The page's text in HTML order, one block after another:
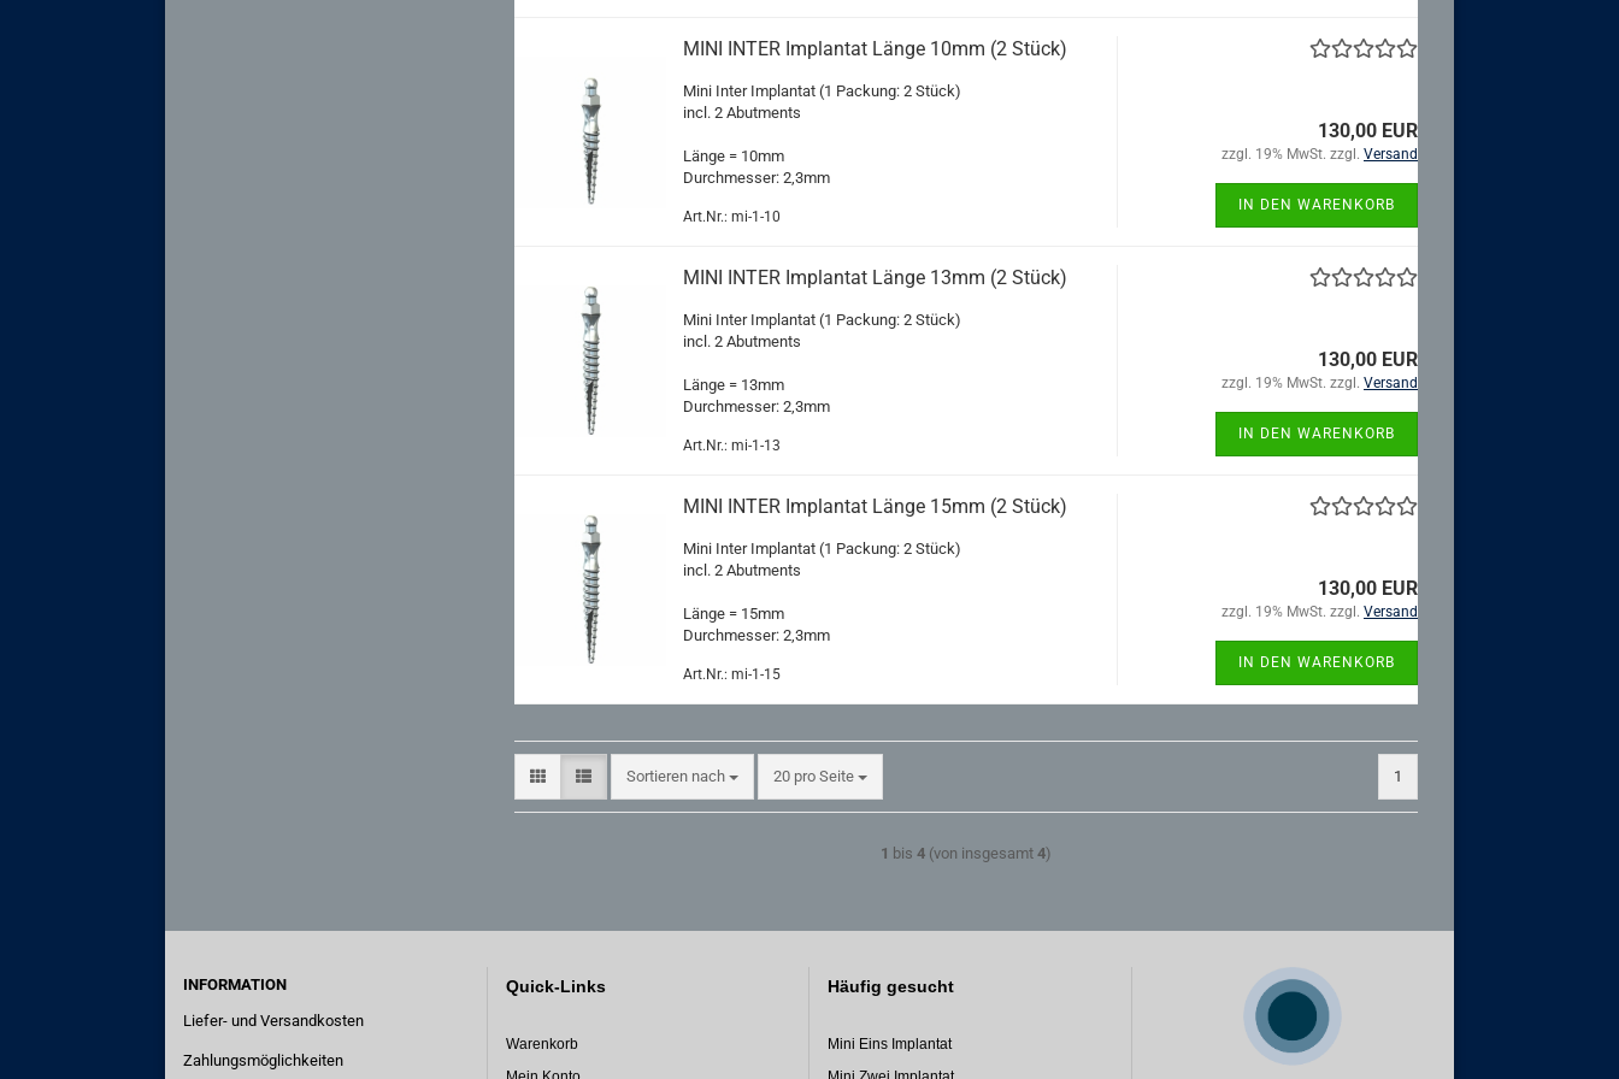
MINI INTER Im­plan­tat Länge 10mm (2 Stück)
Mini Inter Im­plan­tat (1 Pa­ckung: 2 Stück)
incl. 2 Abut­ments
Länge = 10mm
Durch­mes­ser: 2,3mm
Art.Nr.: mi-1-10
130,00 EUR
zzgl. 19% MwSt. zzgl. Versand
IN DEN WARENKORB
MINI INTER Im­plan­tat Länge 13mm (2 Stück)
Mini Inter Im­plan­tat (1 Pa­ckung: 2 Stück)
incl. 2 Abut­ments
Länge = 13mm
Durch­mes­ser: 2,3mm
Art.Nr.: mi-1-13
130,00 EUR
zzgl. 19% MwSt. zzgl. Versand
IN DEN WARENKORB
MINI INTER Im­plan­tat Länge 15mm (2 Stück)
Mini Inter Im­plan­tat (1 Pa­ckung: 2 Stück)
incl. 2 Abut­ments
Länge = 15mm
Durch­mes­ser: 2,3mm
Art.Nr.: mi-1-15
130,00 EUR
zzgl. 19% MwSt. zzgl. Versand
IN DEN WARENKORB
Sortieren nach
Sortieren nach 20 pro Seite
pro Seite 1
1 bis 4 (von insgesamt 4)
INFORMATION
Liefer- und Versandkosten
Zahlungsmöglichkeiten
Quick-Links
Warenkorb
Häufig gesucht
Mini Eins Implantat